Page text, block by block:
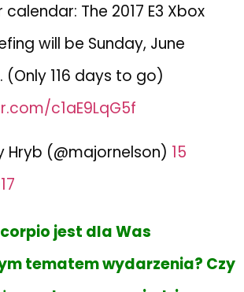
calendar: The 2017 E3 Xbox
will be Sunday, June
(Only 116 days to go)
c1aE9LqG5f
Hryb (@majornelson) 15
jest dla Was
tematem wydarzenia? Czy